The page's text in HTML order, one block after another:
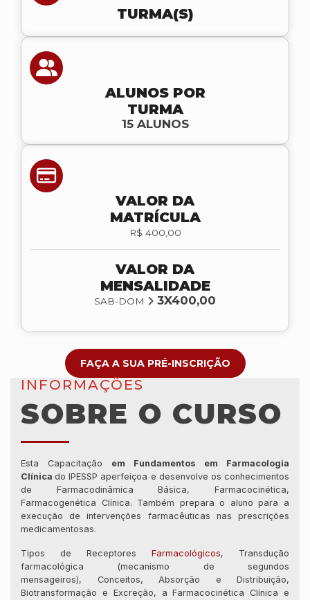
TURMA(S)
ALUNOS POR
TURMA
15 ALUNOS
VALOR DA
MATRÍCULA
R$ 400,00
VALOR DA
MENSALIDADE
SAB-DOM 3X400,00
FAÇA A SUA PRÉ-INSCRIÇÃO
INFORMAÇÕES
SOBRE O CURSO
Esta Capacitação em Fundamentos em Farmacologia
Clínicado IPESSP aperfeiçoa e desenvolve os conhecimentos
de Farmacodinâmica Básica, Farmacocinética,
Farmacogenética Clínica. Também prepara o aluno para a
execução de intervenções farmacêuticas nas prescrições
medicamentosas.
Tipos de Receptores Farmacológicos, Transdução
farmacológica (mecanismo de segundos
mensageiros), Conceitos, Absorção e Distribuição,
Biotransformação e Excreção, a Farmacocinética Clínica e